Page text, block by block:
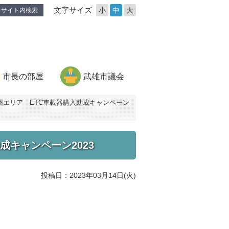
サイト内検索 文字サイズ 小 中 大
市長の部屋 武雄市議会
エリア ETC車載器購入助成キャンペーン
キャンペーン2023
投稿日：2023年03月14日(火)